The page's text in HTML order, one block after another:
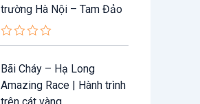
trường Hà Nội – Tam Đảo
Đ
ợ
c
x
ế
Bãi Cháy – Hạ Long
Amazing Race | Hành trình